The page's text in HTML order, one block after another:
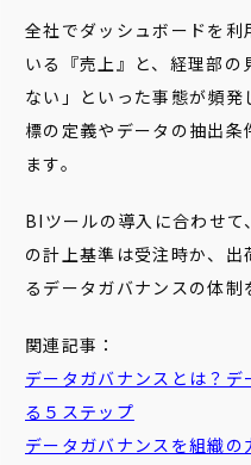
全社でダッシュボードを利
いる『売上』と、経理部
ない」といった事態が頻
標の定義やデータの抽出条
ます。
BIツールの導入に合わせ
の計上基準は受注時か、
るデータガバナンスの体制
関連記事：
データガバナンスとは？
る５ステップ
データガバナンスを組織